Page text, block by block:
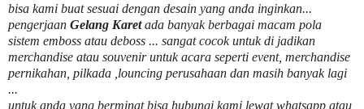
bisa kami buat sesuai dengan desain yang anda inginkan...
pengerjaan Gelang Karetada banyak berbagai macam pola
sistem emboss atau deboss ... sangat cocok untuk di jadikan
merchandise atau souvenir untuk acara seperti event, merchandise
pernikahan, pilkada ,louncing perusahaan dan masih banyak lagi
...
untuk anda yang berminat bisa hubungi kami lewat whatsapp atau